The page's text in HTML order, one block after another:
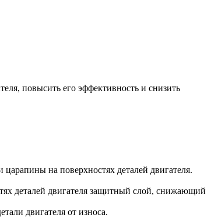
повысить его эффективность и снизить
на поверхностях деталей двигателя.
деталей двигателя защитный слой, снижающий
двигателя от износа.